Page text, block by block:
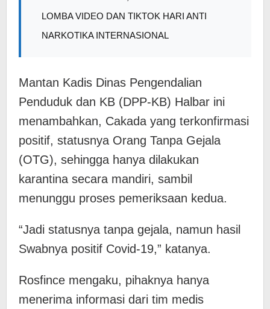
LOMBA VIDEO DAN TIKTOK HARI ANTI
NARKOTIKA INTERNASIONAL
Mantan Kadis Dinas Pengendalian
Penduduk dan KB (DPP-KB) Halbar ini
menambahkan, Cakada yang terkonfirmasi
positif, statusnya Orang Tanpa Gejala
(OTG), sehingga hanya dilakukan
karantina secara mandiri, sambil
menunggu proses pemeriksaan kedua.
“Jadi statusnya tanpa gejala, namun hasil
Swabnya positif Covid-19,” katanya.
Rosfince mengaku, pihaknya hanya
menerima informasi dari tim medis